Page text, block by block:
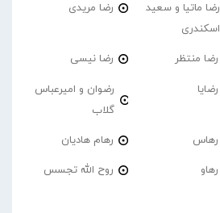
رضا ماتیا و سعید
اسکندری
رضا مریدی
رضا منتظر رضا نیسی
رضایا
رضوان و امیرعباس
گلاب
رهاس رهام هادیان
رهاو روح الله تجسس